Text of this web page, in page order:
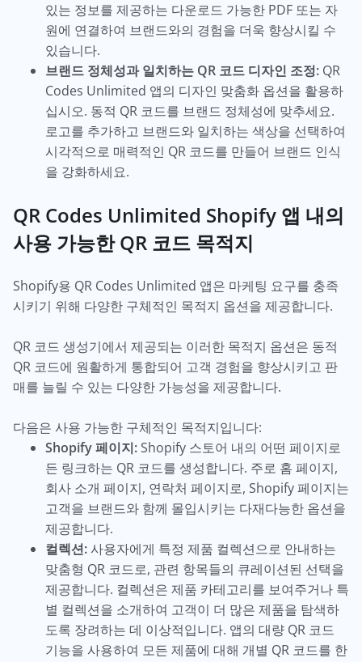
있는 정보를 제공하는 다운로드 가능한 PDF 또는 자
원에 연결하여 브랜드와의 경험을 더욱 향상시킬 수
있습니다.
브랜드 정체성과 일치하는 QR 코드 디자인 조정: QR
Codes Unlimited 앱의 디자인 맞춤화 옵션을 활용하
십시오. 동적 QR 코드를 브랜드 정체성에 맞추세요.
로고를 추가하고 브랜드와 일치하는 색상을 선택하여
시각적으로 매력적인 QR 코드를 만들어 브랜드 인식
을 강화하세요.
QR Codes Unlimited Shopify 앱 내의
사용 가능한 QR 코드 목적지
Shopify용 QR Codes Unlimited 앱은 마케팅 요구를 충족
시키기 위해 다양한 구체적인 목적지 옵션을 제공합니다.
QR 코드 생성기에서 제공되는 이러한 목적지 옵션은 동적
QR 코드에 원활하게 통합되어 고객 경험을 향상시키고 판
매를 늘릴 수 있는 다양한 가능성을 제공합니다.
다음은 사용 가능한 구체적인 목적지입니다:
Shopify 페이지: Shopify 스토어 내의 어떤 페이지로
든 링크하는 QR 코드를 생성합니다. 주로 홈 페이지,
회사 소개 페이지, 연락처 페이지로, Shopify 페이지는
고객을 브랜드와 함께 몰입시키는 다재다능한 옵션을
제공합니다.
컬렉션:사용자에게 특정 제품 컬렉션으로 안내하는
맞춤형 QR 코드로, 관련 항목들의 큐레이션된 선택을
제공합니다. 컬렉션은 제품 카테고리를 보여주거나 특
별 컬렉션을 소개하여 고객이 더 많은 제품을 탐색하
도록 장려하는 데 이상적입니다. 앱의 대량 QR 코드
기능을 사용하여 모든 제품에 대해 개별 QR 코드를 한